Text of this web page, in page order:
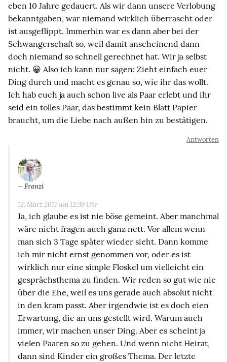
eben 10 Jahre gedauert. Als wir dann unsere Verlobung
bekanntgaben, war niemand wirklich überrascht oder
ist ausgeflippt. Immerhin war es dann aber bei der
Schwangerschaft so, weil damit anscheinend dann
doch niemand so schnell gerechnet hat. Wir ja selbst
nicht. 😀 Also ich kann nur sagen: Zieht einfach euer
Ding durch und macht es genau so, wie ihr das wollt.
Ich hab euch ja auch schon live als Paar erlebt und ihr
seid ein tolles Paar, das bestimmt kein Blatt Papier
braucht, um die Liebe nach außen hin zu bestätigen.
Antworten
Franzi
12. März 2017 um 12:39 Uhr
Ja, ich glaube es ist nie böse gemeint. Aber manchmal
wäre nicht fragen auch ganz nett. Vor allem wenn
man sich 3 Tage später wieder sieht. Dann komme
ich mir nicht ernst genommen vor, oder es ist
wirklich nur eine simple Floskel um vielleicht ein
gesprächsthema zu finden. Wir reden so gut wie nie
über die Ehe, weil es uns gerade auch absolut nicht
in den kram passt. Aber irgendwie ist es doch eien
Erwartung, die an uns gestellt wird. Warum auch
immer, wir machen unser Ding. Aber es scheint ja
vielen Paaren so zu gehen. Und wenn nicht Heirat,
dann sind Kinder ein großes Thema. Der letzte